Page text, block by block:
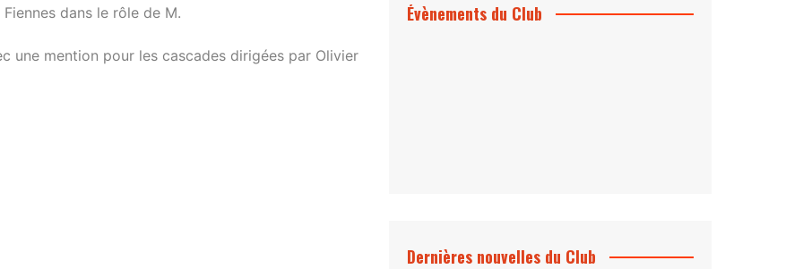
dans le rôle de M.
une mention pour les cascades dirigées par Olivier
Évènements du Club
Dernières nouvelles du Club